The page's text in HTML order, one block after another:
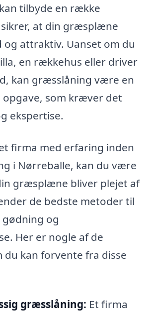
tilbyde en række
at din græsplæne
attraktiv. Uanset om du
en rækkehus eller driver
kan græsslåning være en
som kræver det
ekspertise.
firma med erfaring inden
i Nørreballe, kan du være
græsplæne bliver plejet af
de bedste metoder til
og
Her er nogle af de
du kan forvente fra disse
græsslåning: Et firma